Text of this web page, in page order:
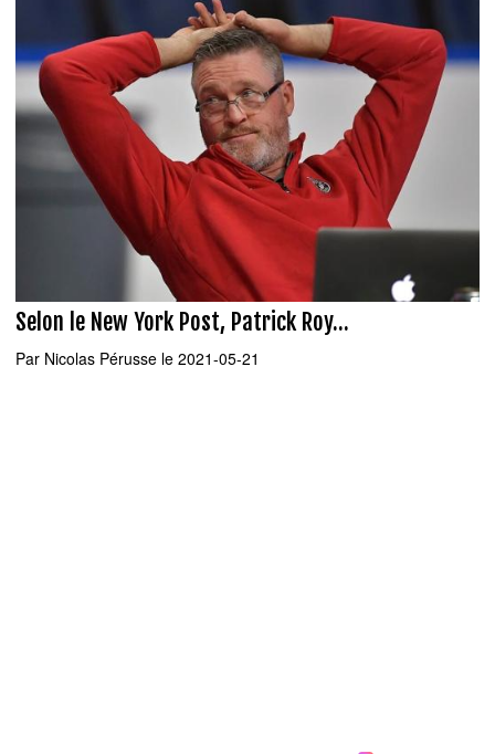
Selon le New York Post, Patrick Roy...
Par Nicolas Pérusse le 2021-05-21